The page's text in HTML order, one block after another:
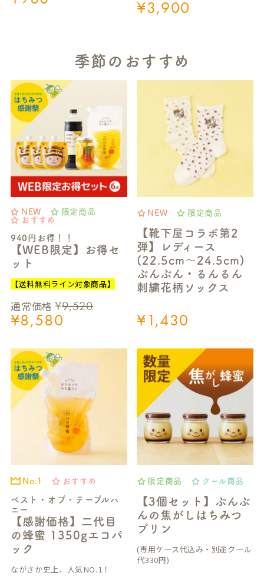
¥3,900
季節のおすすめ
940円お得！！
【WEB限定】お得セ
ット
NEW
限定商品
おすすめ
通常価格 ¥9,520
¥8,580
【送料無料ライン対象商品】
【靴下屋コラボ第2
弾】レディース
(22.5cm～24.5cm)
ぶんぶん・るんるん
刺繍花柄ソックス
NEW 限定商品
¥1,430
ベスト・オブ・テーブルハ
ニー
【感謝価格】二代目
の蜂蜜 1350gエコパ
ック
No.1 おすすめ
ながさか史上、人気NO.1！
【3個セット】ぶんぶ
んの焦がしはちみつ
プリン
限定商品 クール商品
(専用ケース代込み・別途クール
代330円)